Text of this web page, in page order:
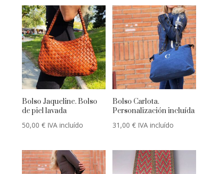
últimos
Bolso Jaqueline. Bolso
de piel lavada
50,00 € IVA incluído
Bolso Carlota.
Personalización incluída
31,00€ IVA incluído